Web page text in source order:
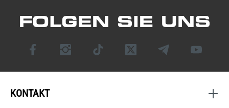
FOLGEN SIE UNS
KONTAKT